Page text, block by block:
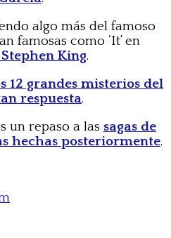
algo más del famoso
famosas como ‘It’ en
King.
12 grandes misterios del
respuesta.
un repaso a las sagas de
hechas posteriormente.